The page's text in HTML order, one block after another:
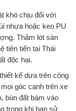
khó chịu đối với
nhựa hoặc keo PU
Thảm lót sàn
tiên tiến tại Thái
độc hại.
kế dựa trên công
góc cạnh trên xe
bùn đất bám vào
trọng khi bạn sử